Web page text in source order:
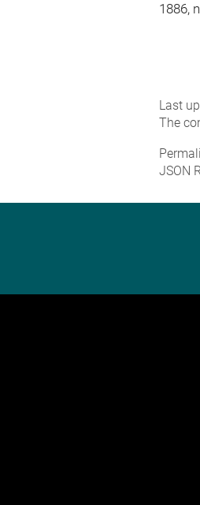
1886,
Last
The
JSON